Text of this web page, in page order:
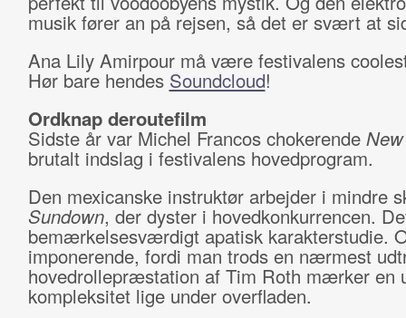
musik fører an på rejsen, så det er svært at
Ana Lily Amirpour må være festivalens
Hør bare hendes Soundcloud!
Ordknap deroutefilm
Sidste år var Michel Francos chokerende
brutalt indslag i festivalens hovedprogram.
Den mexicanske instruktør arbejder i mindre
Sundown, der dyster i hovedkonkurrencen.
bemærkelsesværdigt apatisk karakterstudie.
imponerende, fordi man trods en nærmest
hovedrollepræstation af Tim Roth mærker en
kompleksitet lige under overfladen.